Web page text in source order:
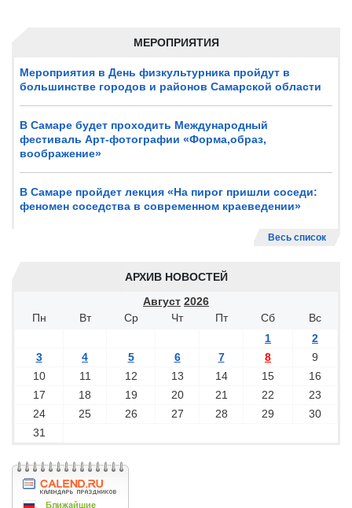
МЕРОПРИЯТИЯ
Мероприятия в День физкультурника пройдут в
большинстве городов и районов Самарской области
В Самаре будет проходить Международный
фестиваль Арт-фотографии «Форма,образ,
воображение»
В Самаре пройдет лекция «На пирог пришли соседи:
феномен соседства в современном краеведении»
Весь список
АРХИВ НОВОСТЕЙ
Август 2026
Пн
Вт Ср Чт Пт Сб
Вс
1
2
3
4 5 6 7 8
9
10
11 12 13 14 15
16
17
18 19 20 21 22
23
24
25 26 27 28 29
30
31